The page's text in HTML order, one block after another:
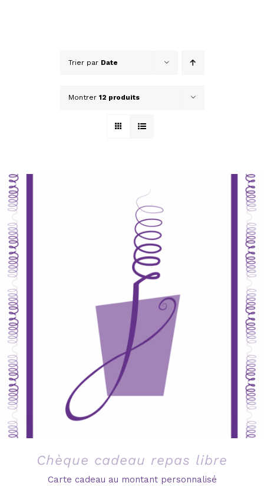
Trier par Date
Montrer 12 produits
Chèque cadeau repas libre
Carte cadeau au montant personnalisé